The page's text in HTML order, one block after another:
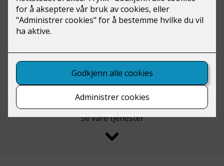
Se våre tjenester